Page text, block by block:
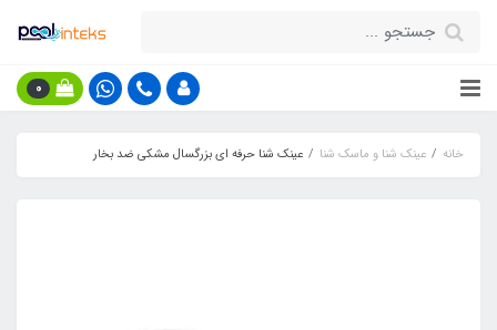
0
خانه عینک شنا و ماسک شنا عینک شنا حرفه ای بزرگسال مشکی ضد بخار